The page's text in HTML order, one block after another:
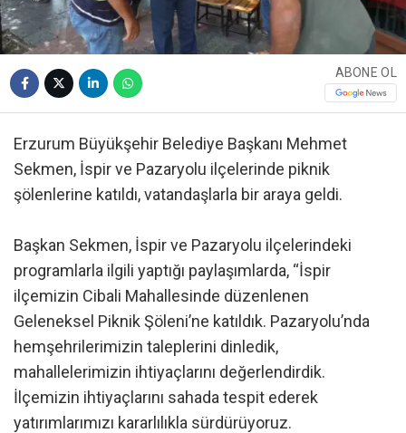
ABONE OL
Erzurum Büyükşehir Belediye Başkanı Mehmet
Sekmen, İspir ve Pazaryolu ilçelerinde piknik
şölenlerine katıldı, vatandaşlarla bir araya geldi.
Başkan Sekmen, İspir ve Pazaryolu ilçelerindeki
programlarla ilgili yaptığı paylaşımlarda, “İspir
ilçemizin Cibali Mahallesinde düzenlenen
Geleneksel Piknik Şöleni’ne katıldık. Pazaryolu’nda
hemşehrilerimizin taleplerini dinledik,
mahallelerimizin ihtiyaçlarını değerlendirdik.
İlçemizin ihtiyaçlarını sahada tespit ederek
yatırımlarımızı kararlılıkla sürdürüyoruz.